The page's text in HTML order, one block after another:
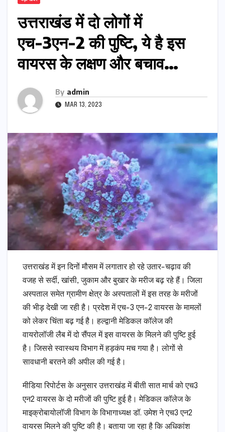
उत्तराखंड में दो लोगों में
एच-3एन-2 की पुष्टि, ये है इस
वायरस के लक्षण और बचाव…
By admin
MAR 13, 2023
उत्तराखंड में इन दिनों मौसम में लगातार हो रहे उतार-चढ़ाव की
वजह से सर्दी, खांसी, जुकाम और बुखार के मरीज बढ़ रहे हैं। जिला
अस्पताल समेत ग्रामीण क्षेत्र के अस्पतालों में इस तरह के मरीजों
की भीड़ देखी जा रही है। प्रदेश में एच-3 एन-2 वायरस के मामलों
को लेकर चिंता बढ़ गई है। हल्द्वानी मेडिकल कॉलेज की
वायरोलॉजी लैब में दो सैंपल में इस वायरस के मिलने की पुष्टि हुई
है। जिससे स्वास्थय विभाग में हड़कंप मच गया है। लोगों से
सावधानी बरतने की अपील की गई है।
मीडिया रिपोर्टस के अनुसार उत्तराखंड में बीती सात मार्च को एच3
एन2 वायरस के दो मरीजों की पुष्टि हुई है। मेडिकल कॉलेज के
माइक्रोबायोलॉजी विभाग के विभागाध्यक्ष डॉ. उमेश ने एच3 एन2
वायरस मिलने की पुष्टि की है। बताया जा रहा है कि अधिकांश